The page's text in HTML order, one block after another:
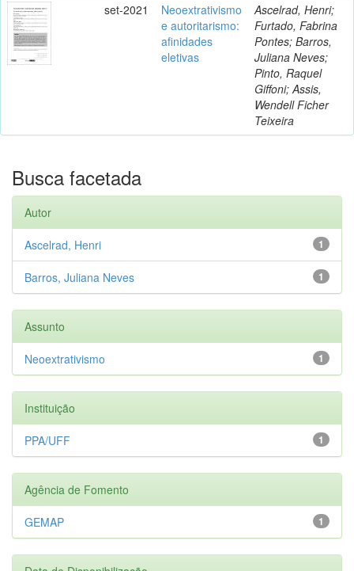
set-2021
Neoextrativismo
e autoritarismo:
afinidades
eletivas
Ascelrad, Henri;
Furtado, Fabrina
Pontes; Barros,
Juliana Neves;
Pinto, Raquel
Giffoni; Assis,
Wendell Ficher
Teixeira
Busca facetada
Autor
1
Ascelrad, Henri
1
Barros, Juliana Neves
Assunto
1
Neoextrativismo
Instituição
1
PPA/UFF
Agência de Fomento
1
GEMAP